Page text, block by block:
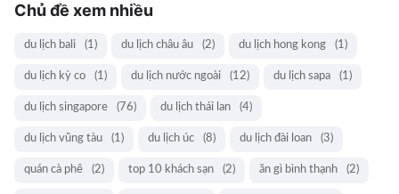
Chủ đề xem nhiều
du lịch bali (1) du lịch châu âu (2) du lịch hong kong (1)
du lịch kỳ co (1) du lịch nước ngoài (12) du lịch sapa (1)
du lịch singapore (76) du lịch thái lan (4)
du lịch vũng tàu (1) du lịch úc (8) du lịch đài loan (3)
quán cà phê (2) top 10 khách sạn (2) ăn gì bình thạnh (2)